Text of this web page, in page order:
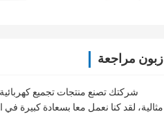
زبون مراجعة
شركتك تصنع منتجات تجميع
مثالية، لقد كنا نعمل معا بسعادة كبيرة في